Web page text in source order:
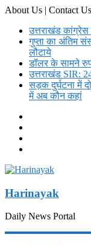
About Us | Contact
उत्तराखंड
गुप्ता का अंतिम
लौटाये
डॉलर के सामने
उत्तराखंड SIR:
सड़क दुर्घटना में
में अब कौन कहां
Harinayak
Daily News Portal